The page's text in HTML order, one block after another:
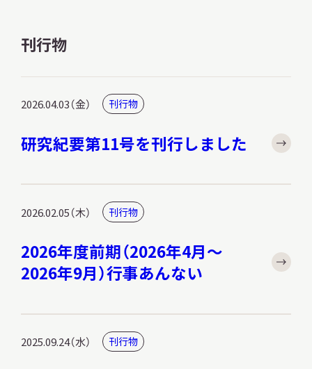
刊行物
2026.04.03（金） 刊行物
研究紀要第11号を刊行しました
2026.02.05（木） 刊行物
2026年度前期（2026年4月～
2026年9月）行事あんない
2025.09.24（水） 刊行物